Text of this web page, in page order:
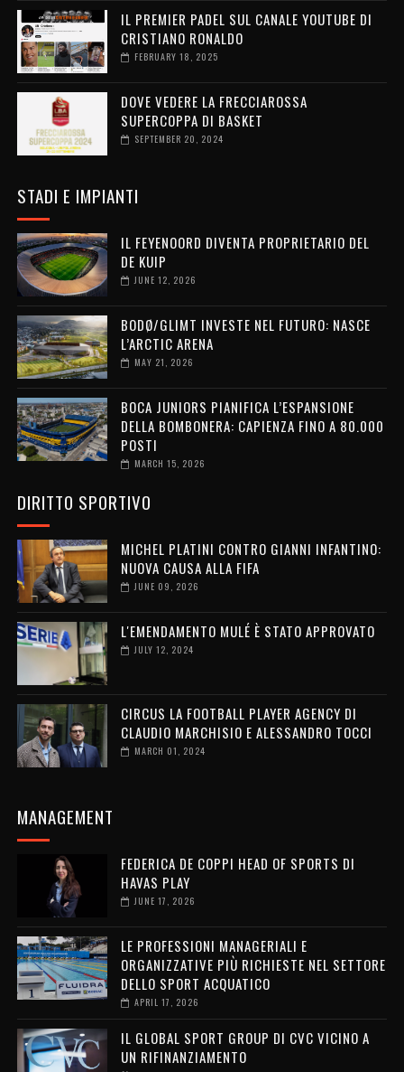
IL PREMIER PADEL SUL CANALE YOUTUBE DI
CRISTIANO RONALDO
FEBRUARY 18, 2025
DOVE VEDERE LA FRECCIAROSSA
SUPERCOPPA DI BASKET
SEPTEMBER 20, 2024
STADI E IMPIANTI
IL FEYENOORD DIVENTA PROPRIETARIO DEL
DE KUIP
JUNE 12, 2026
BODØ/GLIMT INVESTE NEL FUTURO: NASCE
L’ARCTIC ARENA
MAY 21, 2026
BOCA JUNIORS PIANIFICA L’ESPANSIONE
DELLA BOMBONERA: CAPIENZA FINO A 80.000
POSTI
MARCH 15, 2026
DIRITTO SPORTIVO
MICHEL PLATINI CONTRO GIANNI INFANTINO:
NUOVA CAUSA ALLA FIFA
JUNE 09, 2026
L'EMENDAMENTO MULÉ È STATO APPROVATO
JULY 12, 2024
CIRCUS LA FOOTBALL PLAYER AGENCY DI
CLAUDIO MARCHISIO E ALESSANDRO TOCCI
MARCH 01, 2024
MANAGEMENT
FEDERICA DE COPPI HEAD OF SPORTS DI
HAVAS PLAY
JUNE 17, 2026
LE PROFESSIONI MANAGERIALI E
ORGANIZZATIVE PIÙ RICHIESTE NEL SETTORE
DELLO SPORT ACQUATICO
APRIL 17, 2026
IL GLOBAL SPORT GROUP DI CVC VICINO A
UN RIFINANZIAMENTO